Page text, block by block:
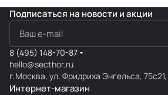
Подписаться на новости и акции
8 (495) 148-70-87
hello@secthor.ru
г.Москва, ул. Фридриха Энгельса,
Интернет-магазин